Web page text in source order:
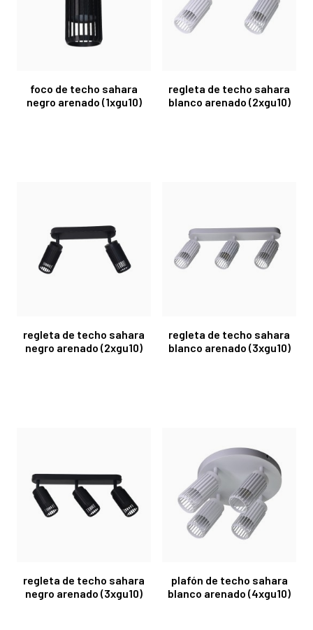
foco de techo sahara
negro arenado (1xgu10)
regleta de techo sahara
blanco arenado (2xgu10)
regleta de techo sahara
negro arenado (2xgu10)
regleta de techo sahara
blanco arenado (3xgu10)
regleta de techo sahara
negro arenado (3xgu10)
plafón de techo sahara
blanco arenado (4xgu10)